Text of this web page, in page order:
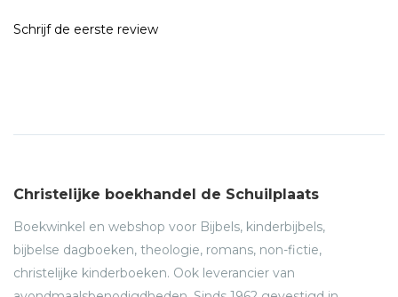
Schrijf de eerste review
Christelijke boekhandel de Schuilplaats
Boekwinkel en webshop voor Bijbels, kinderbijbels,
bijbelse dagboeken, theologie, romans, non-fictie,
christelijke kinderboeken. Ook leverancier van